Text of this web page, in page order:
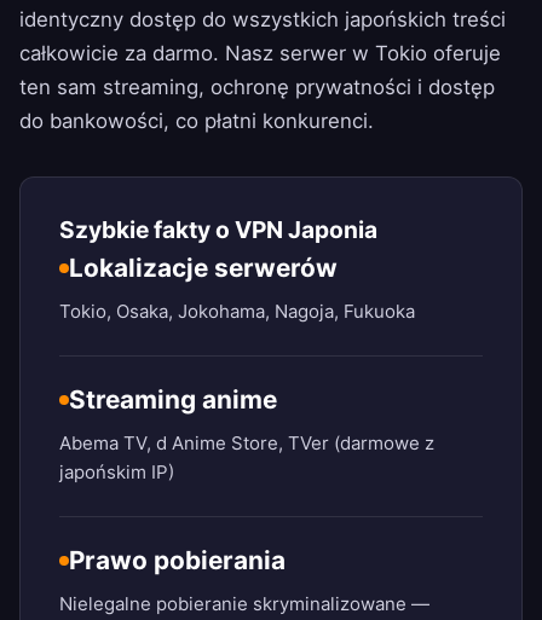
identyczny dostęp do wszystkich japońskich treści
całkowicie za darmo. Nasz serwer w Tokio oferuje
ten sam streaming, ochronę prywatności i dostęp
do bankowości, co płatni konkurenci.
Szybkie fakty o VPN Japonia
Lokalizacje serwerów
Tokio, Osaka, Jokohama, Nagoja, Fukuoka
Streaming anime
Abema TV, d Anime Store, TVer (darmowe z
japońskim IP)
Prawo pobierania
Nielegalne pobieranie skryminalizowane —